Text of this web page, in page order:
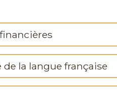
de la langue française